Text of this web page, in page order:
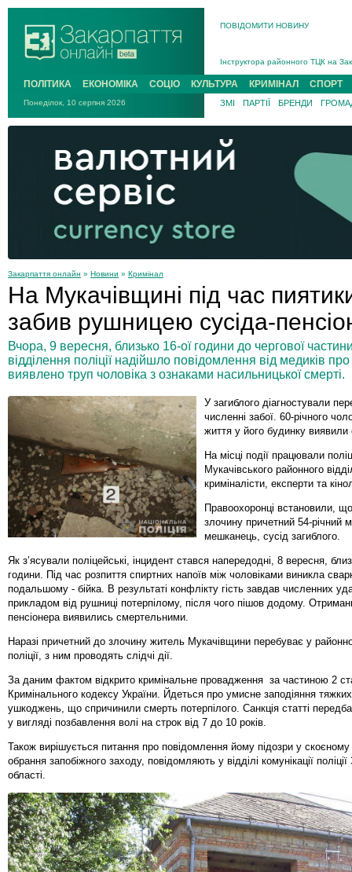
ПОВІДОМИТИ НОВИНУ
Інструктора районного ТЦК на
В Ужгороді попрощаються із
В Ужгороді 5 серпня
Підтвердили загибель
На війні з рф поліг військовий з
На війні загинув 26-річний
ПОЛІТИКА ЕКОНОМІКА СОЦІО КУЛЬТУРА КРИМІНАЛ СПОРТ
Понеділок, 10 серпня 2026 ЗМІ ПАРТІЇ БРЕНДИ
Закарпаття онлайн » Новини » Кримінал
На Мукачівщині під час
забив рушницею сусіда-
Вчора, 9 вересня, близько 16-ої години до чергової
відділення поліції надійшло повідомлення від медиків
виявлено труп чоловіка з ознаками насильницької смерті.
У загиблого діагностували
численні забої. 60-річного
життя у його будинку виявили
На місці події працювали
Мукачівського районного
криміналісти, експерти та
Правоохоронці встановили,
злочину причетний 54-річний
мешканець, сусід загиблого.
Як з’ясували поліцейські, інцидент стався напередодні, 8 вересня,
години. Під час розпиття спиртних напоїв між чоловіками виникла
подальшому - бійка. В результаті конфлікту гість завдав численних
прикладом від рушниці потерпілому, після чого пішов додому.
пенсіонера виявились смертельними.
Наразі причетний до злочину житель Мукачівщини перебуває у
поліції, з ним проводять слідчі дії.
За даним фактом відкрито кримінальне провадження за частиною 2
Кримінального кодексу України. Йдеться про умисне заподіяння
ушкоджень, що спричинили смерть потерпілого. Санкція статті
у вигляді позбавлення волі на строк від 7 до 10 років.
Також вирішується питання про повідомлення йому підозри у скоєному
обрання запобіжного заходу, повідомляють у відділі комунікації поліції
області.